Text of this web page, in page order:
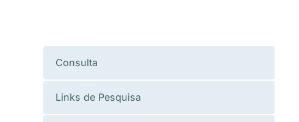
Consulta
Links de Pesquisa